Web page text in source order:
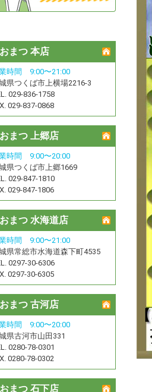
まつ 本店
時間 9:00〜21:00
県つくば市上横場2216-3
029-836-1758
029-837-0868
まつ 上郷店
時間 9:00〜20:00
県つくば市上郷1669
029-847-1810
029-847-1806
まつ 水海道店
時間 9:00〜21:00
県常総市水海道森下町4535
0297-30-6306
0297-30-6305
まつ 古河店
時間 9:00〜20:00
県古河市山田331
0280-78-0301
0280-78-0302
まつ 石下店